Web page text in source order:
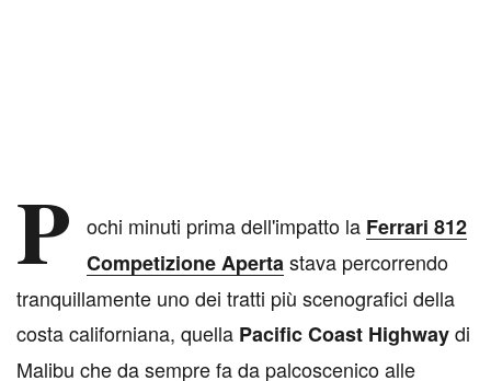
P ochi minuti prima dell'impatto la Ferrari 812
Competizione Apertastava percorrendo
tranquillamente uno dei tratti più scenografici della
costa californiana, quella Pacific Coast Highwaydi
Malibu che da sempre fa da palcoscenico alle